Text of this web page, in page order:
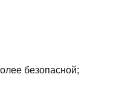
безопасной;